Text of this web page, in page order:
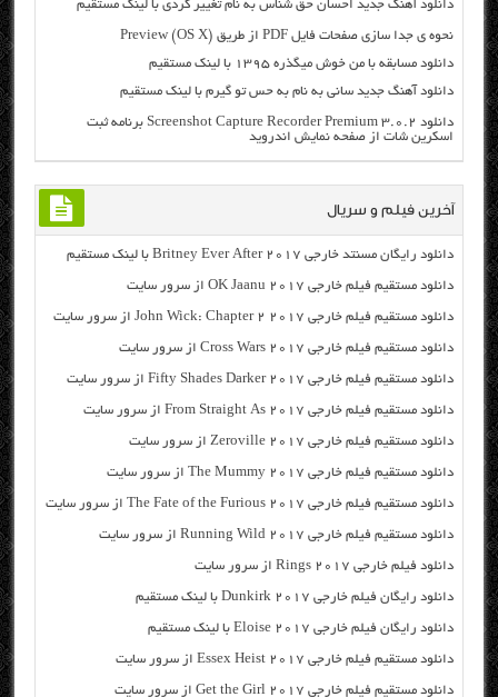
دانلود آهنگ جدید احسان حق شناس به نام تغییر کردی با لینک مستقیم
نحوه ی جدا سازی صفحات فایل PDF از طریق (Preview (OS X
دانلود مسابقه با من خوش میگذره ۱۳۹۵ با لینک مستقیم
دانلود آهنگ جدید سانی به نام به حس تو گیرم با لینک مستقیم
دانلود Screenshot Capture Recorder Premium 3.0.2 برنامه ثبت
اسکرین شات از صفحه نمایش اندروید
آخرین فیلم و سریال
دانلود رایگان مسنتد خارجی Britney Ever After 2017 با لینک مستقیم
دانلود مستقیم فیلم خارجی OK Jaanu 2017 از سرور سایت
دانلود مستقیم فیلم خارجی John Wick: Chapter 2 2017 از سرور سایت
دانلود مستقیم فیلم خارجی Cross Wars 2017 از سرور سایت
دانلود مستقیم فیلم خارجی Fifty Shades Darker 2017 از سرور سایت
دانلود مستقیم فیلم خارجی From Straight As 2017 از سرور سایت
دانلود مستقیم فیلم خارجی Zeroville 2017 از سرور سایت
دانلود مستقیم فیلم خارجی The Mummy 2017 از سرور سایت
دانلود مستقیم فیلم خارجی The Fate of the Furious 2017 از سرور سایت
دانلود مستقیم فیلم خارجی Running Wild 2017 از سرور سایت
دانلود فیلم خارجی Rings 2017 از سرور سایت
دانلود رایگان فیلم خارجی Dunkirk 2017 با لینک مستقیم
دانلود رایگان فیلم خارجی Eloise 2017 با لینک مستقیم
دانلود مستقیم فیلم خارجی Essex Heist 2017 از سرور سایت
دانلود مستقیم فیلم خارجی Get the Girl 2017 از سرور سایت